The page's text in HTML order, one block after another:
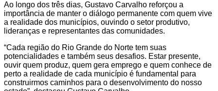
Ao longo dos três dias, Gustavo Carvalho reforçou a
importância de manter o diálogo permanente com quem vive
a realidade dos municípios, ouvindo o setor produtivo,
lideranças e representantes das comunidades.
“Cada região do Rio Grande do Norte tem suas
potencialidades e também seus desafios. Estar presente,
ouvir quem produz, quem gera emprego e quem conhece de
perto a realidade de cada município é fundamental para
construirmos caminhos para o desenvolvimento do nosso